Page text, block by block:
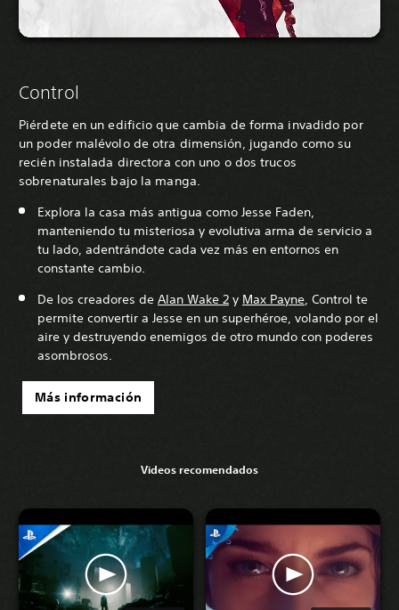
Control
Piérdete en un edificio que cambia de forma invadido por
un poder malévolo de otra dimensión, jugando como su
recién instalada directora con uno o dos trucos
sobrenaturales bajo la manga.
Explora la casa más antigua como Jesse Faden,
manteniendo tu misteriosa y evolutiva arma de servicio a
tu lado, adentrándote cada vez más en entornos en
constante cambio.
De los creadores de Alan Wake 2 y Max Payne, Control te
permite convertir a Jesse en un superhéroe, volando por el
aire y destruyendo enemigos de otro mundo con poderes
asombrosos.
Más información
Videos recomendados